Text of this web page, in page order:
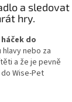
a sledovat
hry.
do
nebo za
a že je pevně
Wise-Pet